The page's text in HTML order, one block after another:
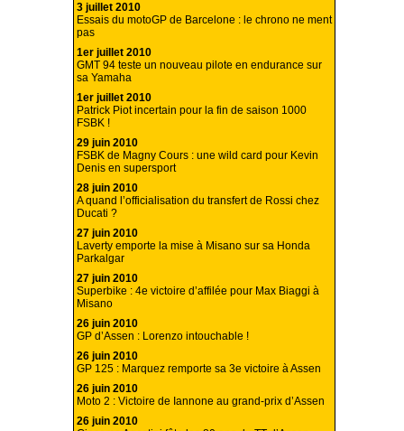
3 juillet 2010
Essais du motoGP de Barcelone : le chrono ne ment
pas
1er juillet 2010
GMT 94 teste un nouveau pilote en endurance sur
sa Yamaha
1er juillet 2010
Patrick Piot incertain pour la fin de saison 1000
FSBK !
29 juin 2010
FSBK de Magny Cours : une wild card pour Kevin
Denis en supersport
28 juin 2010
A quand l’officialisation du transfert de Rossi chez
Ducati ?
27 juin 2010
Laverty emporte la mise à Misano sur sa Honda
Parkalgar
27 juin 2010
Superbike : 4e victoire d’affilée pour Max Biaggi à
Misano
26 juin 2010
GP d’Assen : Lorenzo intouchable !
26 juin 2010
GP 125 : Marquez remporte sa 3e victoire à Assen
26 juin 2010
Moto 2 : Victoire de Iannone au grand-prix d’Assen
26 juin 2010